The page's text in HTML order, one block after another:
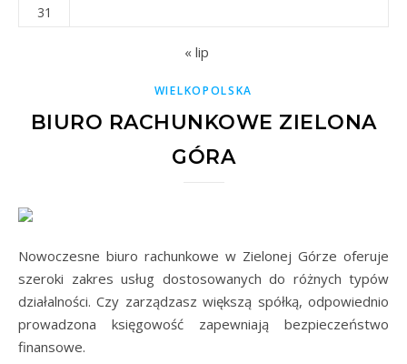
31
« lip
WIELKOPOLSKA
BIURO RACHUNKOWE ZIELONA
GÓRA
Nowoczesne biuro rachunkowe w Zielonej Górze oferuje
szeroki zakres usług dostosowanych do różnych typów
działalności. Czy zarządzasz większą spółką, odpowiednio
prowadzona księgowość zapewniają bezpieczeństwo
finansowe.